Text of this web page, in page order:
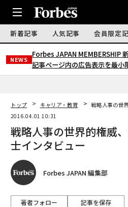
新着記事 人気記事 会員限定
NEWS
Forbes JAPAN MEMBERSHIP
記事ページ内の広告表示を最小
トップ キャリア・教育
戦略人事の世
2016.04.01 10:31
戦略人事の世界的権威
士インタビュー
Forbes JAPAN 編集部
著者フォロー 記事を保存